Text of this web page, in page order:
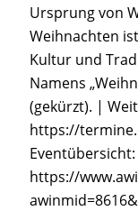
Ursprung von
Weihnachten
Kultur und
Namens
(gekürzt). |
https://
Eventübersicht:
https://